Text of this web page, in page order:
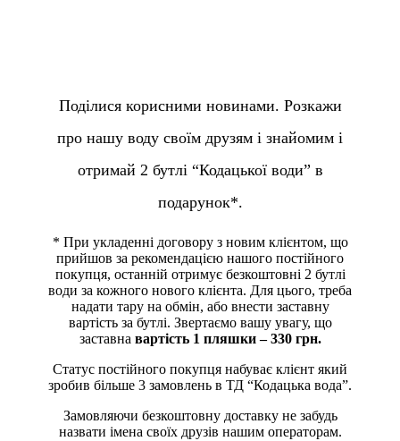
Поділися корисними новинами. Розкажи
про нашу воду своїм друзям і знайомим і
отримай 2 бутлі “Кодацької води” в
подарунок*.
* При укладенні договору з новим клієнтом, що
прийшов за рекомендацією нашого постійного
покупця, останній отримує безкоштовні 2 бутлі
води за кожного нового клієнта. Для цього, треба
надати тару на обмін, або внести заставну
вартість за бутлі. Звертаємо вашу увагу, що
заставна вартість 1 пляшки – 330 грн.
Статус постійного покупця набуває клієнт який
зробив більше 3 замовлень в ТД “Кодацька вода”.
Замовляючи безкоштовну доставку не забудь
назвати імена своїх друзів нашим операторам.